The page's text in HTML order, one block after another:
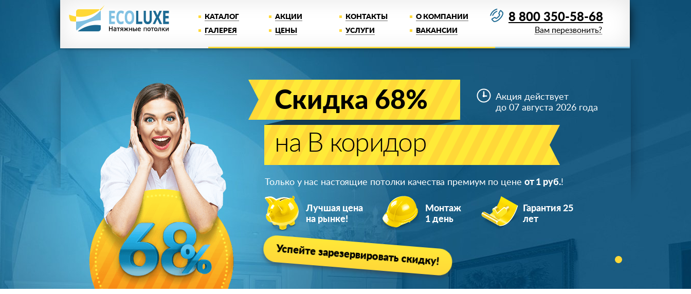
КАТАЛОГ АКЦИИ КОНТАКТЫ
О КОМПАНИИ
ГАЛЕРЕЯ
ЦЕНЫ УСЛУГИ ВАКАНСИИ
8 800 350-58-68
Вам перезвонить?
Скидка 68%
на В коридор
Акция действует
до 07 августа 2026 года
Только у нас настоящие потолки качества премиум по цене от 1 руб.!
Лучшая цена
на рынке!
Монтаж
1 день
Гарантия 25
лет
Успейте зарезервировать скидку!